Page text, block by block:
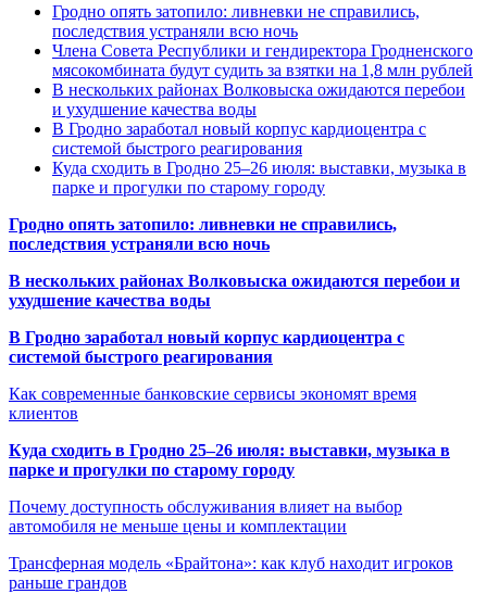
Гродно опять затопило: ливневки не справились,
последствия устраняли всю ночь
Члена Совета Республики и гендиректора Гродненского
мясокомбината будут судить за взятки на 1,8 млн рублей
В нескольких районах Волковыска ожидаются перебои
и ухудшение качества воды
В Гродно заработал новый корпус кардиоцентра с
системой быстрого реагирования
Куда сходить в Гродно 25–26 июля: выставки, музыка в
парке и прогулки по старому городу
Гродно опять затопило: ливневки не справились,
последствия устраняли всю ночь
В нескольких районах Волковыска ожидаются перебои и
ухудшение качества воды
В Гродно заработал новый корпус кардиоцентра с
системой быстрого реагирования
Как современные банковские сервисы экономят время
клиентов
Куда сходить в Гродно 25–26 июля: выставки, музыка в
парке и прогулки по старому городу
Почему доступность обслуживания влияет на выбор
автомобиля не меньше цены и комплектации
Трансферная модель «Брайтона»: как клуб находит игроков
раньше грандов